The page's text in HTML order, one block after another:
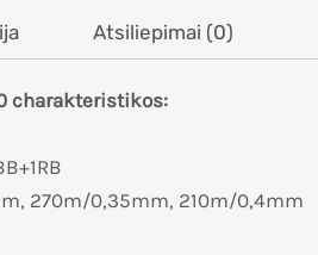
Atsiliepimai (0)
charakteristikos:
270m/0,35mm, 210m/0,4mm